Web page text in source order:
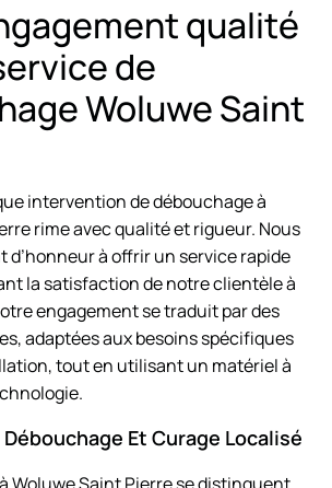
qualité
de
Woluwe Saint
intervention de débouchage à
rime avec qualité et rigueur. Nous
d’honneur à offrir un service rapide
la satisfaction de notre clientèle à
engagement se traduit par des
adaptées aux besoins spécifiques
tout en utilisant un matériel à
Et Curage Localisé